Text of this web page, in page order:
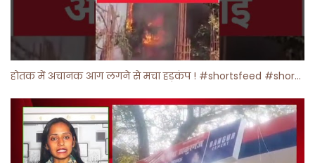
होतक में अचानक आग लगने से मचा हड़कंप ! #shortsfeed #shorts #viralshorts